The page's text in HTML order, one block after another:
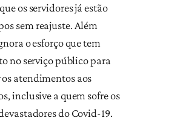
os servidores já estão
sem reajuste. Além
o esforço que tem
no serviço público para
atendimentos aos
inclusive a quem sofre os
do Covid-19.